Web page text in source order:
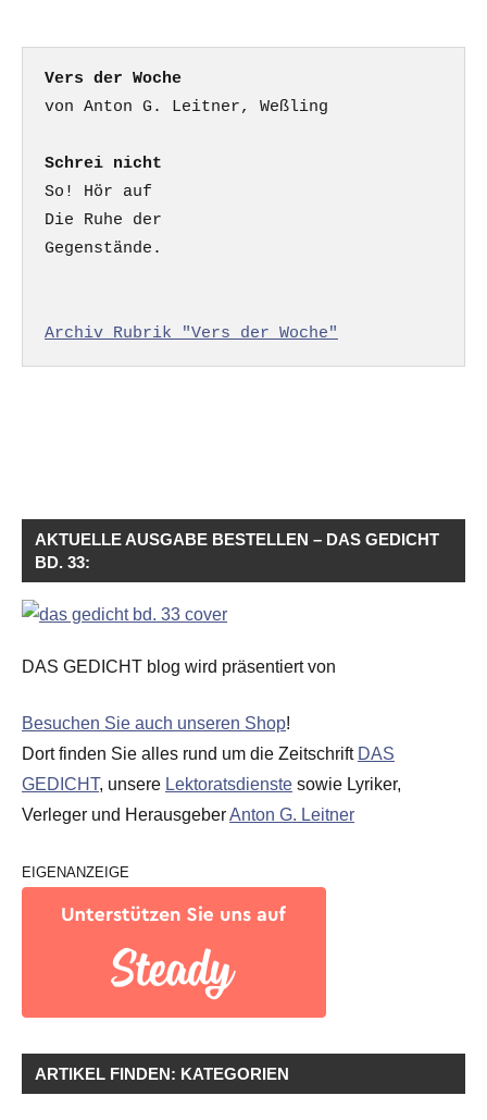
Vers der Woche
Schrei nicht
So! Hör auf
Die Ruhe der
Gegenstände.
Archiv Rubrik "Vers der Woche"
AKTUELLE AUSGABE BESTELLEN – DAS GEDICHT
BD. 33:
DAS GEDICHT blog wird präsentiert von
Besuchen Sie auch unseren Shop!
Dort finden Sie alles rund um die Zeitschrift DAS
GEDICHT, unsere Lektoratsdienste sowie Lyriker,
Verleger und HerausgeberAnton G. Leitner
EIGENANZEIGE
ARTIKEL FINDEN: KATEGORIEN